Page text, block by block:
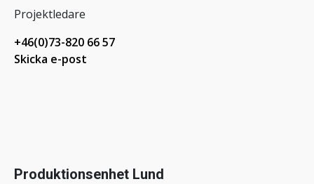
Projektledare
+46(0)73-820 66 57
Skicka e-post
Produktionsenhet Lund